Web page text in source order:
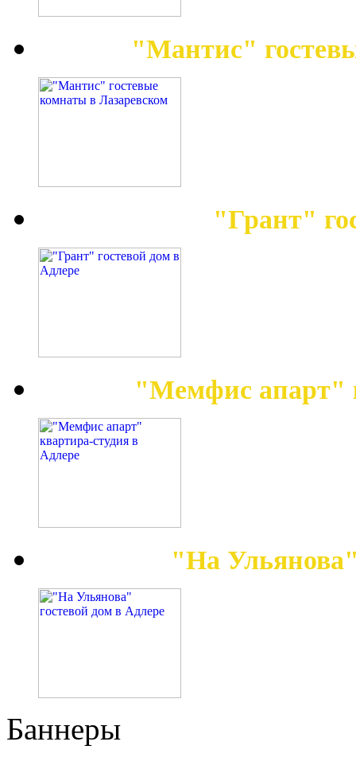
"Мантис"
"Грант"
"Мемфис апарт"
"На Ульянова"
Баннеры